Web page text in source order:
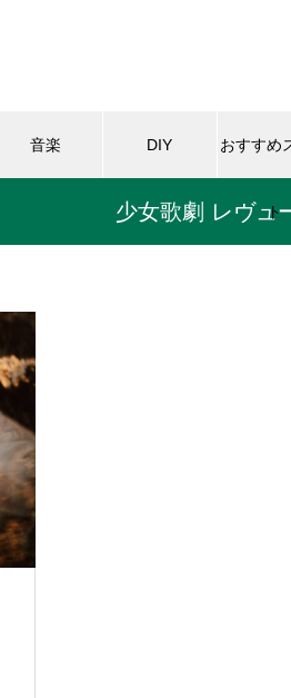
音楽 DIY おすすめ
ト
少女歌劇 レヴュ